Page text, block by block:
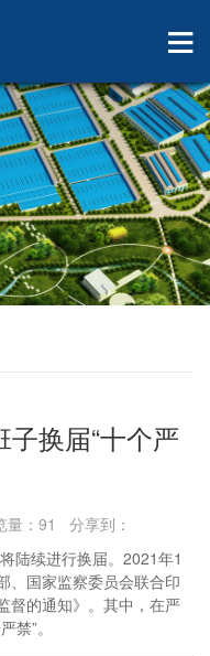
换届“十个严
： 91
分享到：
陆续进行换届。2021年1
、国家监察委员会联合印
督的通知》。其中，在严
禁”。